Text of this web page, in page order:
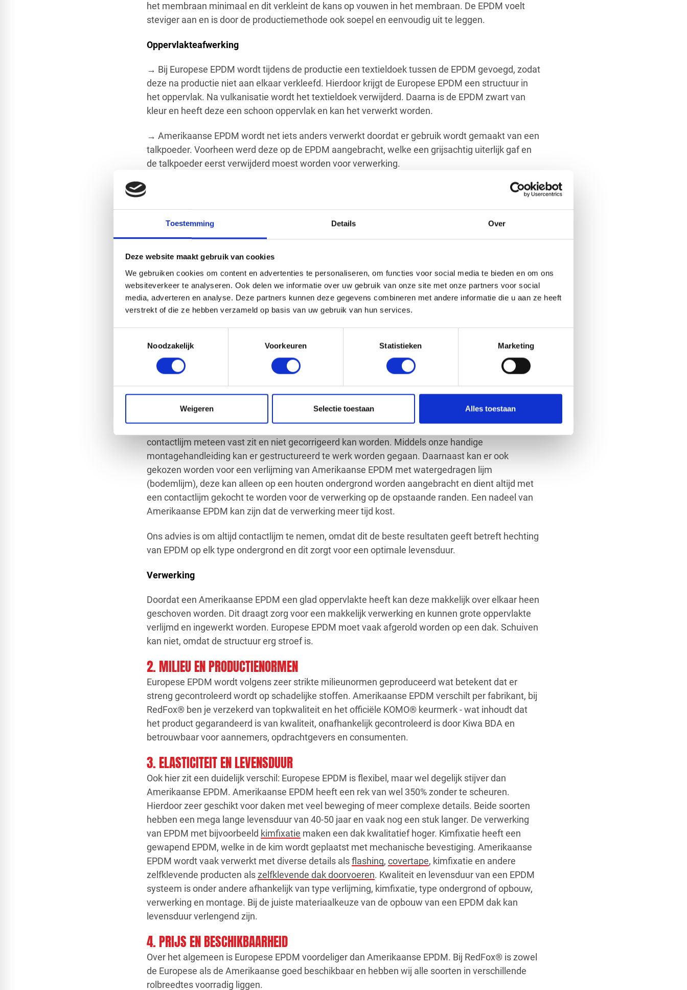
Toestemming Details Over
Deze website maakt gebruik van cookies
We gebruiken cookies om content en advertenties te personaliseren, om functies voor social media te bieden en om ons
websiteverkeer te analyseren. Ook delen we informatie over uw gebruik van onze site met onze partners voor social
media, adverteren en analyse. Deze partners kunnen deze gegevens combineren met andere informatie die u aan ze heeft
verstrekt of die ze hebben verzameld op basis van uw gebruik van hun services.
Noodzakelijk
Voorkeuren Statistieken Marketing
Weigeren Selectie toestaan Alles toestaan
het membraan minimaal en dit verkleint de kans op vouwen in het membraan. De EPDM voelt
steviger aan en is door de productiemethode ook soepel en eenvoudig uit te leggen.
Oppervlakteafwerking
→ Bij Europese EPDM wordt tijdens de productie een textieldoek tussen de EPDM gevoegd, zodat
deze na productie niet aan elkaar verkleefd. Hierdoor krijgt de Europese EPDM een structuur in
het oppervlak. Na vulkanisatie wordt het textieldoek verwijderd. Daarna is de EPDM zwart van
kleur en heeft deze een schoon oppervlak en kan het verwerkt worden.
→ Amerikaanse EPDM wordt net iets anders verwerkt doordat er gebruik wordt gemaakt van een
talkpoeder. Voorheen werd deze op de EPDM aangebracht, welke een grijsachtig uiterlijk gaf en
de talkpoeder eerst verwijderd moest worden voor verwerking.
de EPDM. Op veel plekken is te lezen dat Amerikaanse EPDM nog een primer of cleaner nodig
de Amerikaanse EPDM. Het RedFox® systeem biedt sublieme hechting, scoort hoge waardes en
is voorzien van het KOMO® keurmerk: het bewijs van kwaliteit.
Keuze in de verlijming ​
Europese EPDM wordt vaak éénzijdig verlijmd met bodemlijm, echter heb je dan alsnog
contactlijm (
) nodig voor de randen. Het voordeel van bodemlijm is dat het na het
lijmen nog een paar minuten te corrigeren is.
de EPDM op zowel de ondergrond en EPDM verlijmd dient te worden oftewel tweezijdig. Dit geeft
contactlijm meteen vast zit en niet gecorrigeerd kan worden. Middels onze handige
montagehandleiding kan er gestructureerd te werk worden gegaan. Daarnaast kan er ook
gekozen worden voor een verlijming van Amerikaanse EPDM met watergedragen lijm
(bodemlijm), deze kan alleen op een houten ondergrond worden aangebracht en dient altijd met
een contactlijm gekocht te worden voor de verwerking op de opstaande randen. Een nadeel van
Amerikaanse EPDM kan zijn dat de verwerking meer tijd kost.
Ons advies is om altijd contactlijm te nemen, omdat dit de beste resultaten geeft betreft hechting
van EPDM op elk type ondergrond en dit zorgt voor een optimale levensduur.
Verwerking
Doordat een Amerikaanse EPDM een glad oppervlakte heeft kan deze makkelijk over elkaar heen
geschoven worden. Dit draagt zorg voor een makkelijk verwerking en kunnen grote oppervlakte
verlijmd en ingewerkt worden. Europese EPDM moet vaak afgerold worden op een dak. Schuiven
kan niet, omdat de structuur erg stroef is.
2. MILIEU EN PRODUCTIENORMEN
Europese EPDM wordt volgens zeer strikte milieunormen geproduceerd wat betekent dat er
streng gecontroleerd wordt op schadelijke stoffen. Amerikaanse EPDM verschilt per fabrikant, bij
RedFox® ben je verzekerd van topkwaliteit en het officiële KOMO® keurmerk - wat inhoudt dat
het product gegarandeerd is van kwaliteit, onafhankelijk gecontroleerd is door Kiwa BDA en
betrouwbaar voor aannemers, opdrachtgevers en consumenten.
3. ELASTICITEIT EN LEVENSDUUR
Ook hier zit een duidelijk verschil: Europese EPDM is flexibel, maar wel degelijk stijver dan
Amerikaanse EPDM. Amerikaanse EPDM heeft een rek van wel 350% zonder te scheuren.
Hierdoor zeer geschikt voor daken met veel beweging of meer complexe details. Beide soorten
hebben een mega lange levensduur van 40-50 jaar en vaak nog een stuk langer. De verwerking
van EPDM met bijvoorbeeld kimfixatie maken een dak kwalitatief hoger. Kimfixatie heeft een
gewapend EPDM, welke in de kim wordt geplaatst met mechanische bevestiging. Amerikaanse
EPDM wordt vaak verwerkt met diverse details alsflashing, covertape, kimfixatie en andere
zelfklevende producten alszelfklevende dak doorvoeren. Kwaliteit en levensduur van een EPDM
systeem is onder andere afhankelijk van type verlijming, kimfixatie, type ondergrond of opbouw,
verwerking en montage. Bij de juiste materiaalkeuze van de opbouw van een EPDM dak kan
levensduur verlengend zijn.
4. PRIJS EN BESCHIKBAARHEID
Over het algemeen is Europese EPDM voordeliger dan Amerikaanse EPDM. Bij RedFox® is zowel
de Europese als de Amerikaanse goed beschikbaar en hebben wij alle soorten in verschillende
rolbreedtes voorradig liggen.